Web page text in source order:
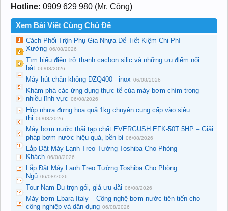
Hotline: 0909 629 980 (Mr. Công)
Xem Bài Viết Cùng Chủ Đề
Cách Phối Trộn Phụ Gia Nhựa Để Tiết Kiệm Chi Phí
Xưởng 06/08/2026
Tìm hiểu điện trở thanh cacbon silic và những ưu điểm nổi
bật 06/08/2026
Máy hút chân không DZQ400 - inox 06/08/2026
Khám phá các ứng dụng thực tế của máy bơm chìm trong
nhiều lĩnh vực 06/08/2026
Hộp nhựa đựng hoa quả 1kg chuyên cung cấp vào siêu
thị 06/08/2026
Máy bơm nước thải tạp chất EVERGUSH EFK-50T 5HP – Giải
pháp bơm nước hiệu quả, bền bỉ 06/08/2026
Lắp Đặt Máy Lạnh Treo Tường Toshiba Cho Phòng
Khách 06/08/2026
Lắp Đặt Máy Lạnh Treo Tường Toshiba Cho Phòng
Ngủ 06/08/2026
Tour Nam Du trọn gói, giá ưu đãi 06/08/2026
Máy bơm Ebara Italy – Công nghệ bơm nước tiên tiến cho
công nghiệp và dân dụng 06/08/2026